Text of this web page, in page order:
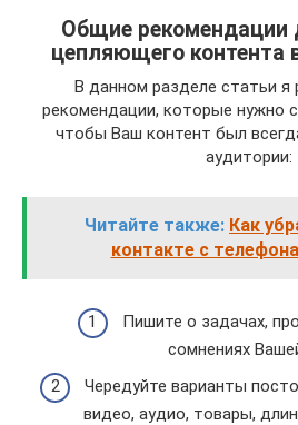
Общие рекомендации
цепляющего контента
В данном разделе статьи я
рекомендации, которые нужно
чтобы Ваш контент был
аудитории:
Читайте также: Как
контакте с
Пишите о задачах,
сомнениях
Чередуйте варианты
видео, аудио, товары,